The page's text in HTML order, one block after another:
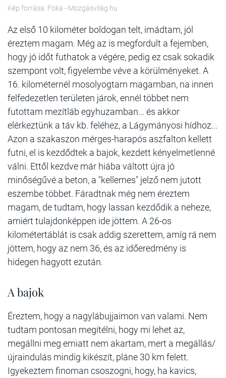
Kép forrása: Fóka - Mozgásvilág.hu
Az első 10 kilométer boldogan telt, imádtam, jól
éreztem magam. Még az is megfordult a fejemben,
hogy jó időt futhatok a végére, pedig ez csak sokadik
szempont volt, figyelembe véve a körülményeket. A
16. kilométernél mosolyogtam magamban, na innen
felfedezetlen területen járok, ennél többet nem
futottam mezítláb egyhuzamban... és akkor
elérkeztünk a táv kb. feléhez, a Lágymányosi hídhoz...
Azon a szakaszon mérges-harapós aszfalton kellett
futni, el is kezdődtek a bajok, kezdett kényelmetlenné
válni. Ettől kezdve már hiába váltott újra jó
minőségűvé a beton, a "kellemes" jelző nem jutott
eszembe többet. Fáradtnak még nem éreztem
magam, de tudtam, hogy lassan kezdődik a neheze,
amiért tulajdonképpen ide jöttem. A 26-os
kilométertáblát is csak addig szerettem, amíg rá nem
jöttem, hogy az nem 36, és az időeredmény is
hidegen hagyott ezután.
A bajok
Éreztem, hogy a nagylábujjaimon van valami. Nem
tudtam pontosan megítélni, hogy mi lehet az,
megállni meg emiatt nem akartam, mert a megállás/
újraindulás mindig kikészít, pláne 30 km felett.
Igyekeztem finoman csoszogni, hogy, ha kavics,